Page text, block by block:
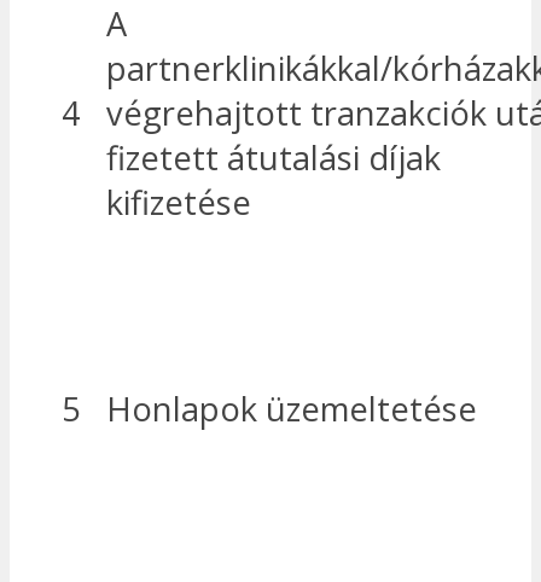
4
A
partnerklinikákkal/
végrehajtott tranzakciók
fizetett átutalási díjak
kifizetése
5 Honlapok üzemeltetése